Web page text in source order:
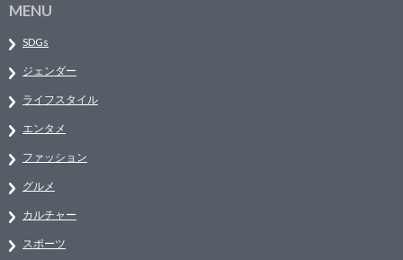
MENU
SDGs
ジェンダー
ライフスタイル
エンタメ
ファッション
グルメ
カルチャー
スポーツ